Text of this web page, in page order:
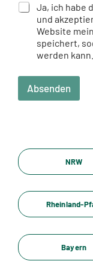
Ja, ich habe
und
Website
speichert,
werden kann.
Absenden
NRW
Rheinland-
Bayern